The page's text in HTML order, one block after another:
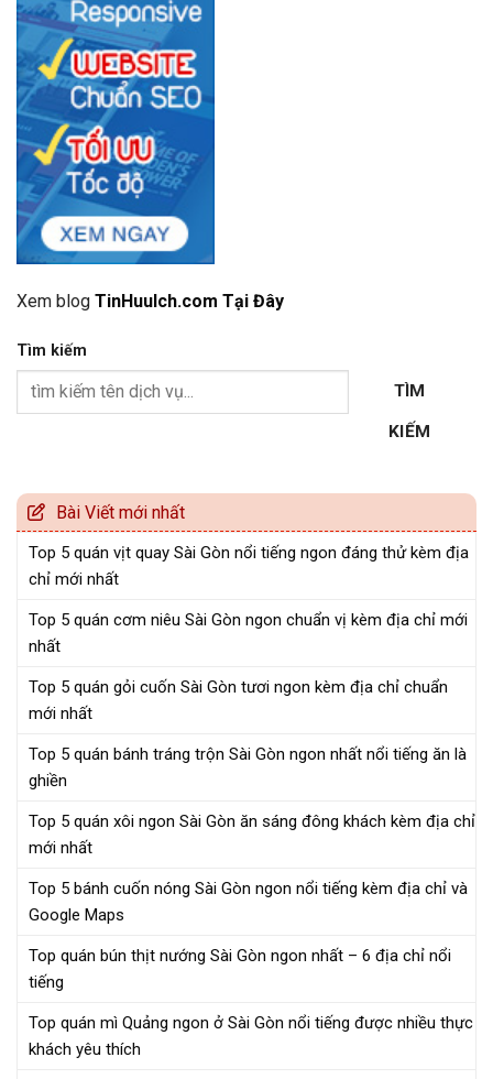
Xem blog TinHuuIch.com Tại Đây
Tìm kiếm
TÌM
KIẾM
Bài Viết mới nhất
Top 5 quán vịt quay Sài Gòn nổi tiếng ngon đáng thử kèm địa
chỉ mới nhất
Top 5 quán cơm niêu Sài Gòn ngon chuẩn vị kèm địa chỉ mới
nhất
Top 5 quán gỏi cuốn Sài Gòn tươi ngon kèm địa chỉ chuẩn
mới nhất
Top 5 quán bánh tráng trộn Sài Gòn ngon nhất nổi tiếng ăn là
ghiền
Top 5 quán xôi ngon Sài Gòn ăn sáng đông khách kèm địa chỉ
mới nhất
Top 5 bánh cuốn nóng Sài Gòn ngon nổi tiếng kèm địa chỉ và
Google Maps
Top quán bún thịt nướng Sài Gòn ngon nhất – 6 địa chỉ nổi
tiếng
Top quán mì Quảng ngon ở Sài Gòn nổi tiếng được nhiều thực
khách yêu thích